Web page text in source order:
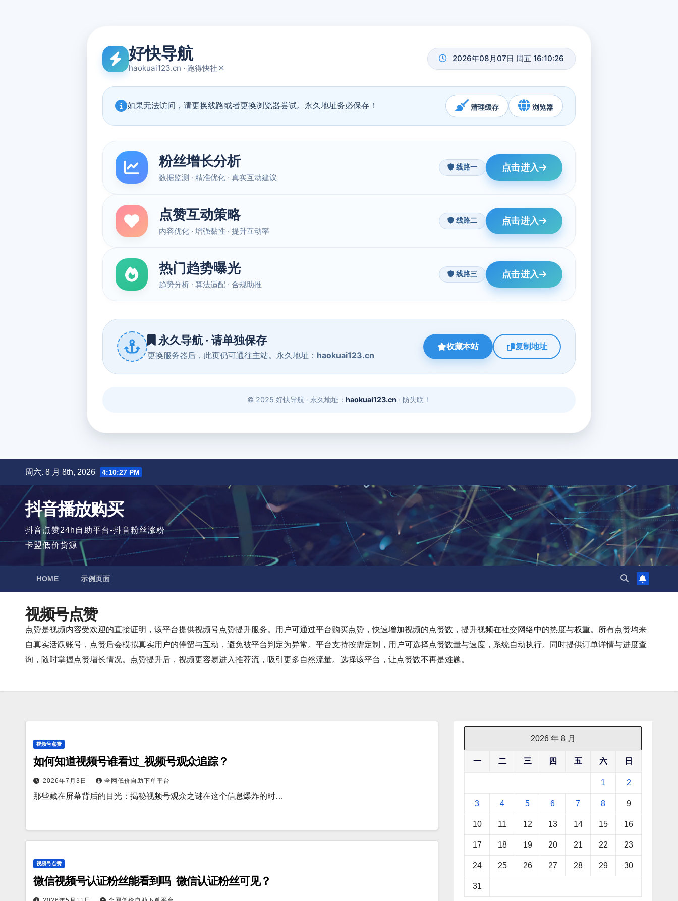
周六. 8 月 8th, 2026 4:10:28 PM
抖音播放购买
抖音点赞24h自助平台-抖音粉丝涨粉
卡盟低价货源
HOME 示例页面
视频号点赞
点赞是视频内容受欢迎的直接证明，该平台提供视频号点赞提升服务。用户可通过平台购买点赞，快速增加视频的点赞数，提升视频在社交网络中的热度与权重。所有点赞均来
自真实活跃账号，点赞后会模拟真实用户的停留与互动，避免被平台判定为异常。平台支持按需定制，用户可选择点赞数量与速度，系统自动执行。同时提供订单详情与进度查
询，随时掌握点赞增长情况。点赞提升后，视频更容易进入推荐流，吸引更多自然流量。选择该平台，让点赞数不再是难题。
视频号点赞
如何知道视频号谁看过_视频号观众追踪？
2026年7月3日 全网低价自助下单平台
那些藏在屏幕背后的目光：揭秘视频号观众之谜在这个信息爆炸的时…
视频号点赞
微信视频号认证粉丝能看到吗_微信认证粉丝可见？
2026 年 8 月
一 二 三 四 五 六 日
1 2
3 4 5 6 7 8 9
10 11 12 13 14 15 16
17 18 19 20 21 22 23
24 25 26 27 28 29 30
31